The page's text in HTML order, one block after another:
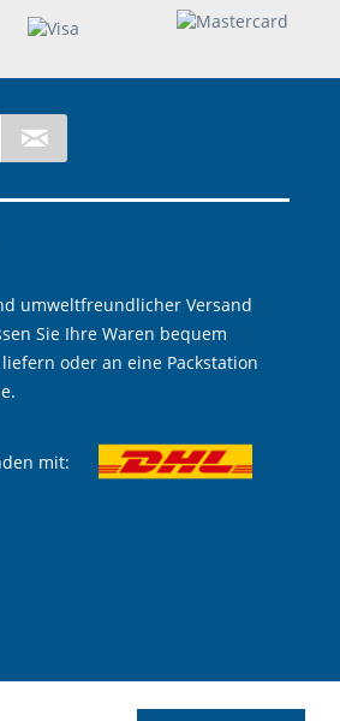
umweltfreundlicher Versand
Sie Ihre Waren bequem
oder an eine Packstation
mit: